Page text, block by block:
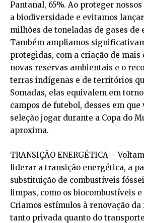
Pantanal, 65%. Ao proteger
a biodiversidade e evitamos
milhões de toneladas de gases de
Também ampliamos
protegidas, com a criação de mais
novas reservas ambientais e o
terras indígenas e de territórios
Somadas, elas equivalem em
campos de futebol, desses em que
seleção jogar durante a Copa do
aproxima.
TRANSIÇÃO ENERGÉTICA –
liderar a transição energética, a
substituição de combustíveis
limpas, como os biocombustíveis
Criamos estímulos à renovação
tanto privada quanto do